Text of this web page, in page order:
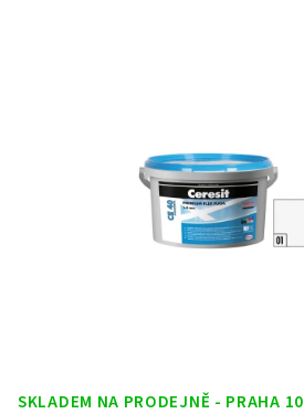
SKLADEM NA PRODEJNĚ - PRAHA 10